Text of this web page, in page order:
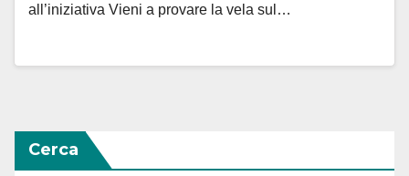
all’iniziativa Vieni a provare la vela sul…
Cerca